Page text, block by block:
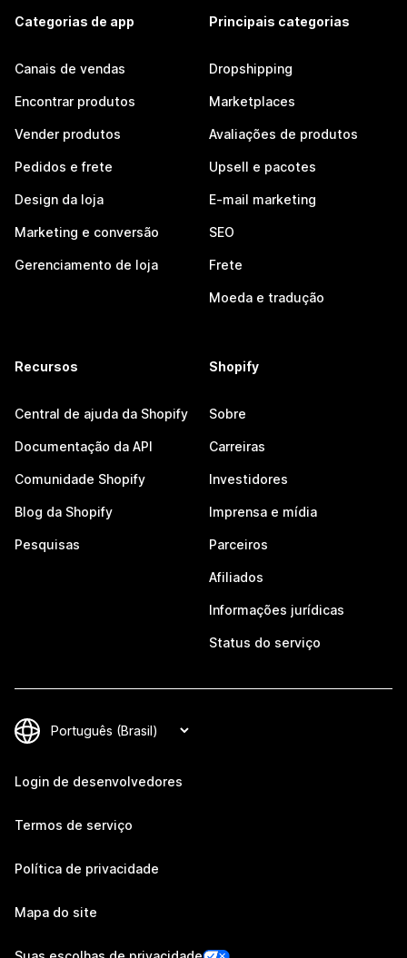
Categorias de app
Canais de vendas
Encontrar produtos
Vender produtos
Pedidos e frete
Design da loja
Marketing e conversão
Gerenciamento de loja
Principais categorias
Dropshipping
Marketplaces
Avaliações de produtos
Upsell e pacotes
E-mail marketing
SEO
Frete
Moeda e tradução
Recursos
Central de ajuda da Shopify
Documentação da API
Comunidade Shopify
Blog da Shopify
Pesquisas
Shopify
Sobre
Carreiras
Investidores
Imprensa e mídia
Parceiros
Afiliados
Informações jurídicas
Status do serviço
Login de desenvolvedores
Termos de serviço
Política de privacidade
Mapa do site